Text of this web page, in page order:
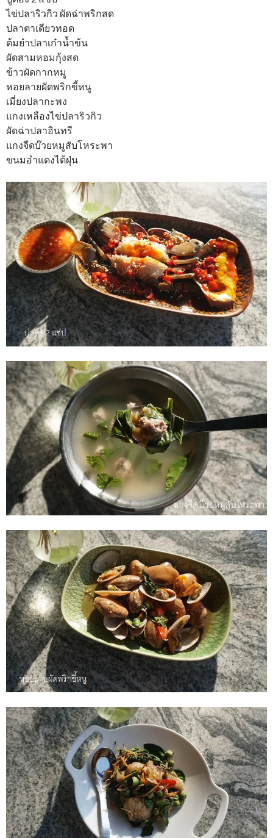
ไข่ปลาริวกิว ผัดฉ่าพริกสด
ปลาตาเดียวทอด
ต้มยำปลาเก๋าน้ำข้น
ผัดสามหอมกุ้งสด
ข้าวผัดกากหมู
หอยลายผัดพริกขี้หนู
เมี่ยงปลากะพง
แกงเหลืองไข่ปลาริวกิว
ผัดฉ่าปลาอินทรี
แกงจืดบ๊วยหมูสับโหระพา
ขนมอำแดงไต้ฝุ่น